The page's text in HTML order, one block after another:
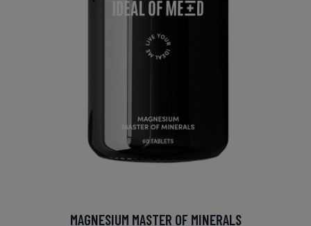
MAGNESIUM MASTER OF MINERALS